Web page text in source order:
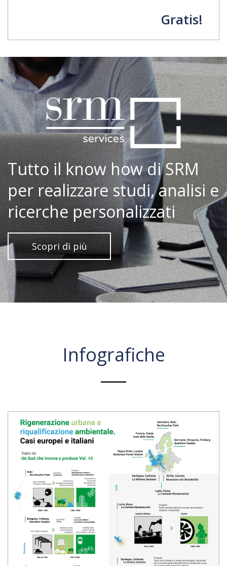
Gratis!
Tutto il know how di SRM
per realizzare studi, analisi e
ricerche personalizzati
Scopri di più
Infografiche